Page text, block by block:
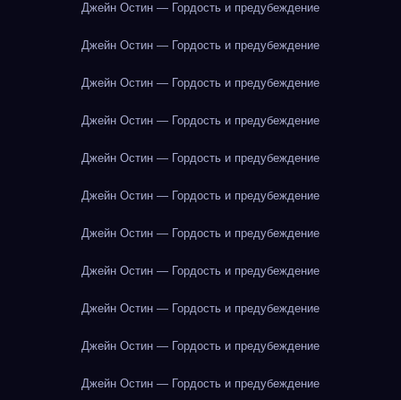
Джейн Остин — Гордость и предубеждение
Джейн Остин — Гордость и предубеждение
Джейн Остин — Гордость и предубеждение
Джейн Остин — Гордость и предубеждение
Джейн Остин — Гордость и предубеждение
Джейн Остин — Гордость и предубеждение
Джейн Остин — Гордость и предубеждение
Джейн Остин — Гордость и предубеждение
Джейн Остин — Гордость и предубеждение
Джейн Остин — Гордость и предубеждение
Джейн Остин — Гордость и предубеждение